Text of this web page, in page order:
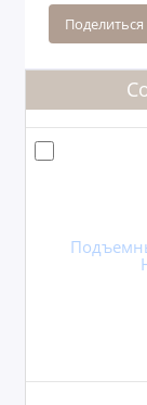
Поделиться